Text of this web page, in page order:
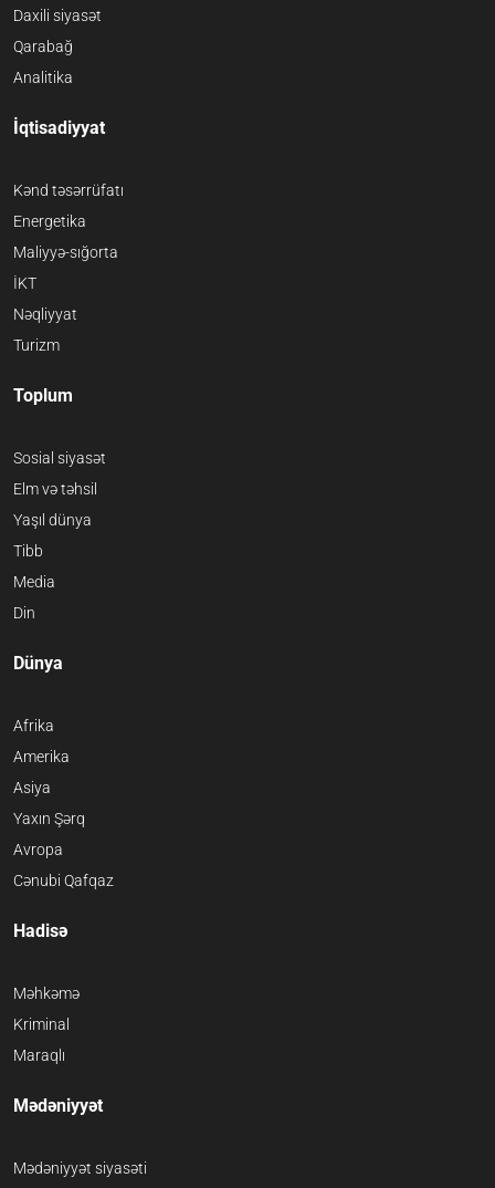
Daxili siyasət
Qarabağ
Analitika
İqtisadiyyat
Kənd təsərrüfatı
Energetika
Maliyyə-sığorta
İKT
Nəqliyyat
Turizm
Toplum
Sosial siyasət
Elm və təhsil
Yaşıl dünya
Tibb
Media
Din
Dünya
Afrika
Amerika
Asiya
Yaxın Şərq
Avropa
Cənubi Qafqaz
Hadisə
Məhkəmə
Kriminal
Maraqlı
Mədəniyyət
Mədəniyyət siyasəti